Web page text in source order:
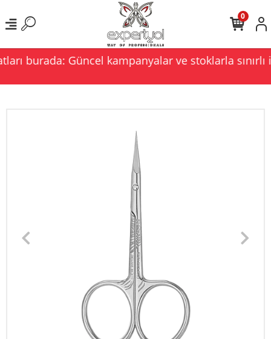
burada: Güncel kampanyalar ve stoklarla
0